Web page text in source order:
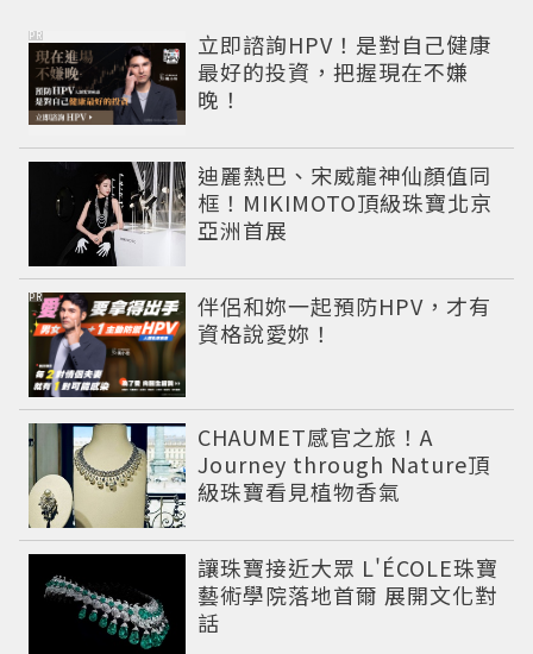
立即諮詢HPV！是對自己健康
最好的投資，把握現在不嫌
晚！
PR
迪麗熱巴、宋威龍神仙顏值同
框！MIKIMOTO頂級珠寶北京
亞洲首展
伴侶和妳一起預防HPV，才有
資格說愛妳！
PR
CHAUMET感官之旅！A
Journey through Nature頂
級珠寶看見植物香氣
讓珠寶接近大眾 L'ÉCOLE珠寶
藝術學院落地首爾 展開文化對
話